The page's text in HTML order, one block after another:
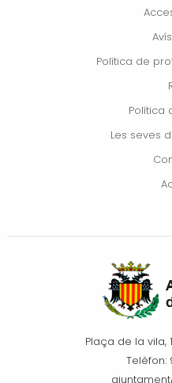
Política de
Política
Les seves
Plaça de la vila,
Telèfon: